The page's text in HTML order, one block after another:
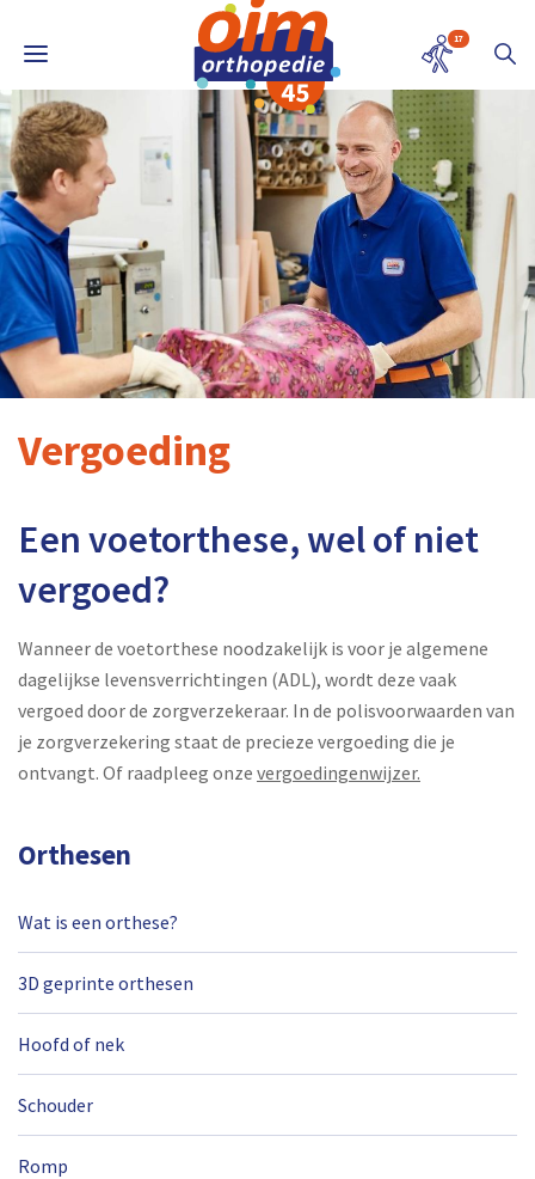
17
Vergoeding
Een voetorthese, wel of niet
vergoed?
Wanneer de voetorthese noodzakelijk is voor je algemene
dagelijkse levensverrichtingen (ADL), wordt deze vaak
vergoed door de zorgverzekeraar. In de polisvoorwaarden van
je zorgverzekering staat de precieze vergoeding die je
ontvangt. Of raadpleeg onze vergoedingenwijzer.
Orthesen
Wat is een orthese?
3D geprinte orthesen
Hoofd of nek
Schouder
Romp